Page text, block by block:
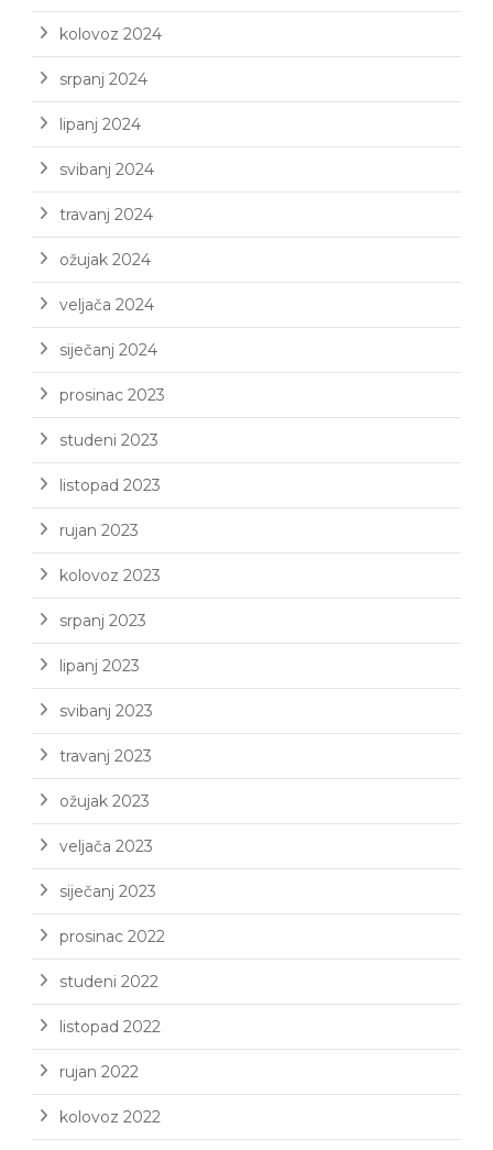
kolovoz 2024
srpanj 2024
lipanj 2024
svibanj 2024
travanj 2024
ožujak 2024
veljača 2024
siječanj 2024
prosinac 2023
studeni 2023
listopad 2023
rujan 2023
kolovoz 2023
srpanj 2023
lipanj 2023
svibanj 2023
travanj 2023
ožujak 2023
veljača 2023
siječanj 2023
prosinac 2022
studeni 2022
listopad 2022
rujan 2022
kolovoz 2022